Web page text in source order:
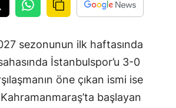
sezonunun ilk haftasında
İstanbulspor’u 3-0
öne çıkan ismi ise
başlayan